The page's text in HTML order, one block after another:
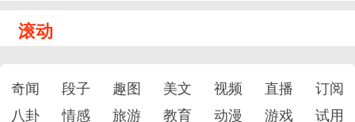
滚动
奇闻 段子 趣图 美文 视频 直播
订阅
八卦
情感 旅游 教育 动漫 游戏 试用